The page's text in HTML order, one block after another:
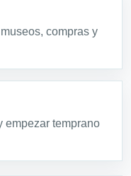
compras y
empezar temprano